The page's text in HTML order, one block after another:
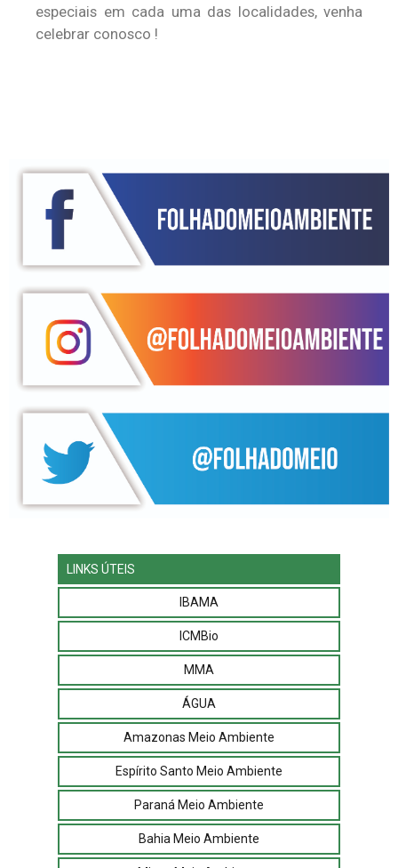
especiais em cada uma das localidades, venha
celebrar conosco !
LINKS ÚTEIS
IBAMA
ICMBio
MMA
ÁGUA
Amazonas Meio Ambiente
Espírito Santo Meio Ambiente
Paraná Meio Ambiente
Bahia Meio Ambiente